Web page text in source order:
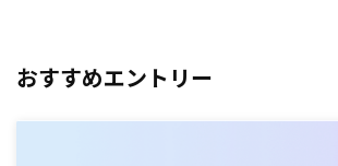
おすすめエントリー